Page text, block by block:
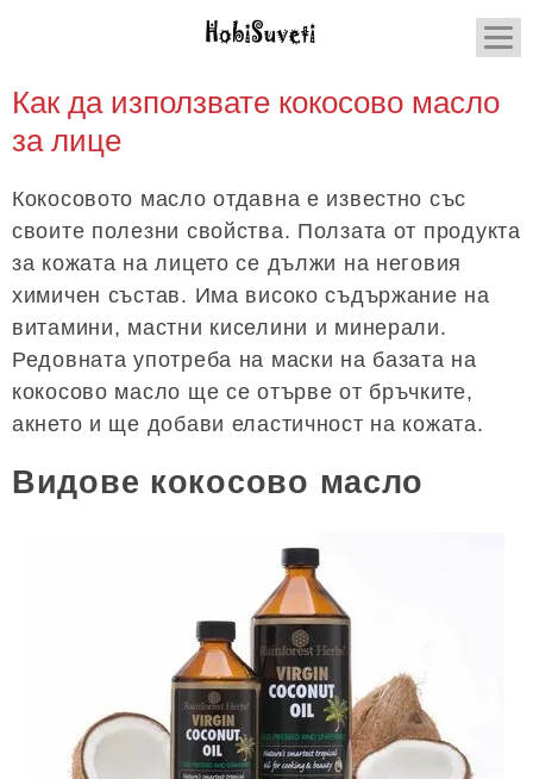
Как да използвате кокосово масло
за лице
Кокосовото масло отдавна е известно със
своите полезни свойства. Ползата от продукта
за кожата на лицето се дължи на неговия
химичен състав. Има високо съдържание на
витамини, мастни киселини и минерали.
Редовната употреба на маски на базата на
кокосово масло ще се отърве от бръчките,
акнето и ще добави еластичност на кожата.
Видове кокосово масло